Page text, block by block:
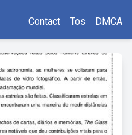
Contact Tos DMCA